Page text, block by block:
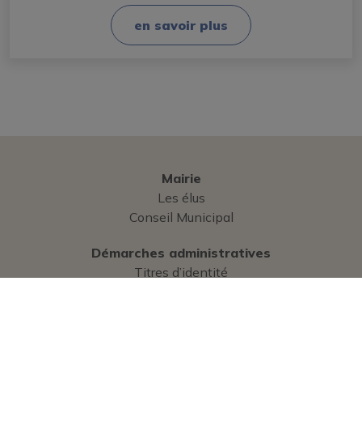
en savoir plus
Mairie
Les élus
Conseil Municipal
Démarches administratives
Titres d’identité